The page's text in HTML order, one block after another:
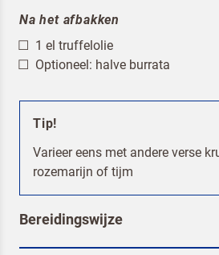
Na het afbakken
1 el truffelolie
Optioneel: halve burrata
Tip!
Varieer eens met andere verse
rozemarijn of tijm
Bereidingswijze